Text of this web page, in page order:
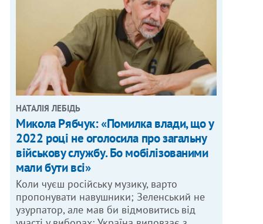
НАТАЛІЯ ЛЕБІДЬ
Микола Рябчук: «Помилка влади, що у
2022 році не оголосила про загальну
військову службу. Бо мобілізованими
мали бути всі»
Коли чуєш російську музику, варто
пропонувати навушники; Зеленський не
узурпатор, але мав би відмовитись від